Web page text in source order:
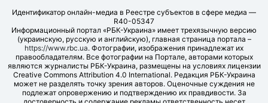
Идентификатор онлайн-медиа в Реестре субъектов в сфере медиа —
R40-05347
Информационный портал «РБК-Украина» имеет трехязычную версию
(украинскую, русскую и английскую), главная страница портала –
https://www.rbc.ua. Фотографии, изображения принадлежат их
правообладателям. Все фотографии на Портале, авторами которых
являются журналисты РБК-Украина, размещены на условиях лицензии
Creative Commons Attribution 4.0 International. Редакция РБК-Украина
может не разделять точку зрения авторов. Оценочные суждения не
подлежат опровержению и подтверждению их правдивости. За